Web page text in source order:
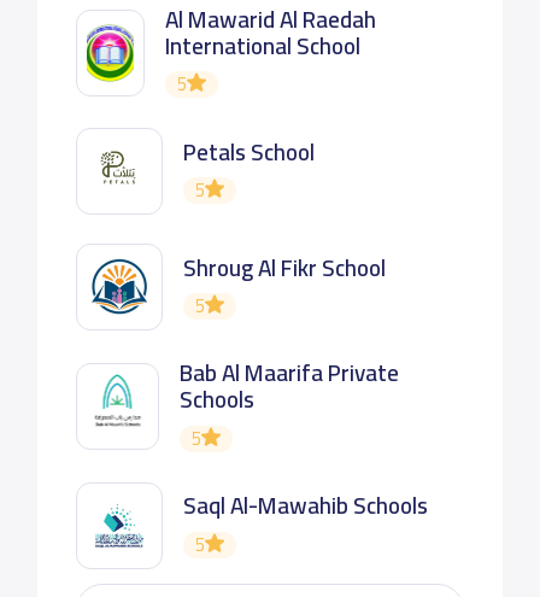
Al Mawarid Al Raedah
International School
5
Petals School
5
Shroug Al Fikr School
5
Bab Al Maarifa Private
Schools
5
Saql Al-Mawahib Schools
5